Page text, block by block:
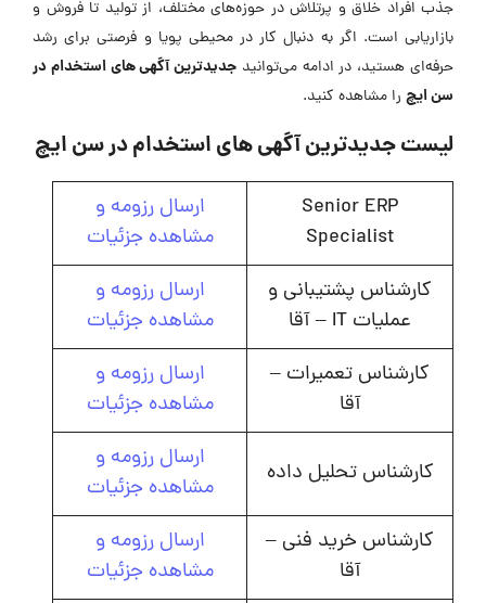
جذب افراد خلاق و پرتلاش در حوزه‌های مختلف، از تولید تا فروش و
بازاریابی است. اگر به دنبال کار در محیطی پویا و فرصتی برای رشد
حرفه‌ای هستید، در ادامه می‌توانید جدیدترین آگهی های استخدام در
سن ایچ را مشاهده کنید.
لیست جدیدترین آگهی های استخدام در سن ایچ
Senior ERP
Specialist
ارسال رزومه و
مشاهده جزئیات
کارشناس پشتیبانی و
عملیات IT – آقا
ارسال رزومه و
مشاهده جزئیات
کارشناس تعمیرات –
آقا
ارسال رزومه و
مشاهده جزئیات
کارشناس تحلیل داده
ارسال رزومه و
مشاهده جزئیات
کارشناس خرید فنی –
آقا
ارسال رزومه و
مشاهده جزئیات